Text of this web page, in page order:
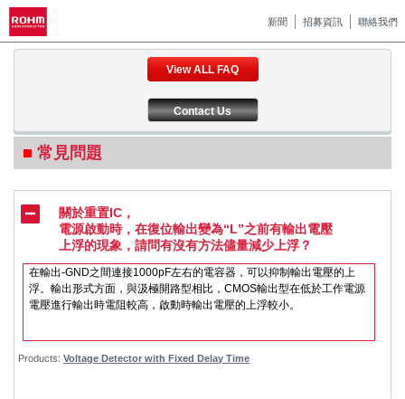
新聞 招募資訊 聯絡我們
View ALL FAQ
Contact Us
常見問題
關於重置IC，
電源啟動時，在復位輸出變為“L”之前有輸出電壓
上浮的現象，請問有沒有方法儘量減少上浮？
在輸出-GND之間連接1000pF左右的電容器，可以抑制輸出電壓的上
浮。輸出形式方面，與汲極開路型相比，CMOS輸出型在低於工作電源
電壓進行輸出時電阻較高，啟動時輸出電壓的上浮較小。
Products:Voltage Detector with Fixed Delay Time